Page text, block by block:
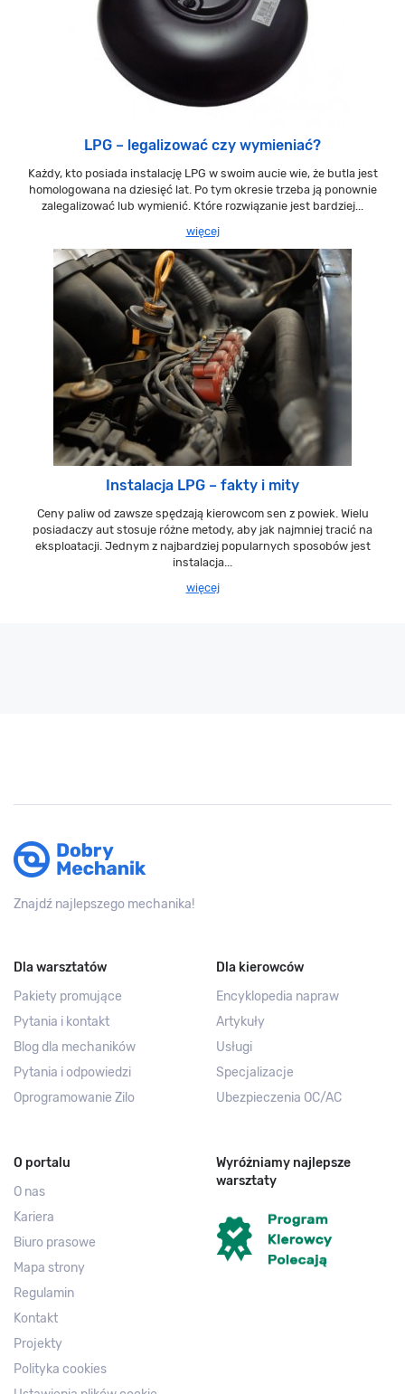
LPG – legalizować czy wymieniać?
Każdy, kto posiada instalację LPG w swoim aucie wie, że butla jest
homologowana na dziesięć lat. Po tym okresie trzeba ją ponownie
zalegalizować lub wymienić. Które rozwiązanie jest bardziej...
więcej
Instalacja LPG – fakty i mity
Ceny paliw od zawsze spędzają kierowcom sen z powiek. Wielu
posiadaczy aut stosuje różne metody, aby jak najmniej tracić na
eksploatacji. Jednym z najbardziej popularnych sposobów jest
instalacja...
więcej
Znajdź najlepszego mechanika!
Dla warsztatów
Pakiety promujące
Pytania i kontakt
Blog dla mechaników
Pytania i odpowiedzi
Oprogramowanie Zilo
Dla kierowców
Encyklopedia napraw
Artykuły
Usługi
Specjalizacje
Ubezpieczenia OC/AC
O portalu
O nas
Kariera
Biuro prasowe
Mapa strony
Regulamin
Kontakt
Projekty
Polityka cookies
Wyróżniamy najlepsze
warsztaty